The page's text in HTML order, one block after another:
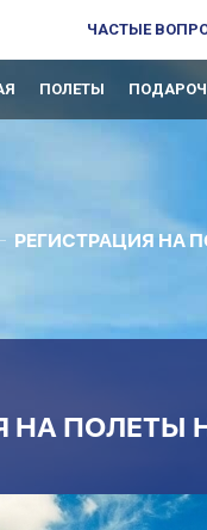
ЧАСТЫЕ
ПОЛЕТЫ
РЕГИСТРАЦИЯ НА
НА ПОЛЕТЫ